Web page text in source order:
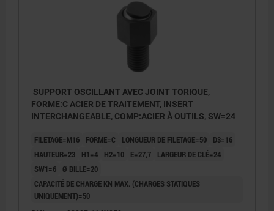
SUPPORT OSCILLANT AVEC JOINT TORIQUE,
FORME:C ACIER DE TRAITEMENT, INSERT
INTERCHANGEABLE, COMP:ACIER À OUTILS, SW=24
FILETAGE=M16 FORME=C LONGUEUR DE FILETAGE=50
D3=16
HAUTEUR=23
H1=4 H2=10 E=27,7
LARGEUR DE CLÉ=24
SW1=6
Ø BILLE=20
CAPACITÉ DE CHARGE KN MAX. (CHARGES STATIQUES
UNIQUEMENT)=50